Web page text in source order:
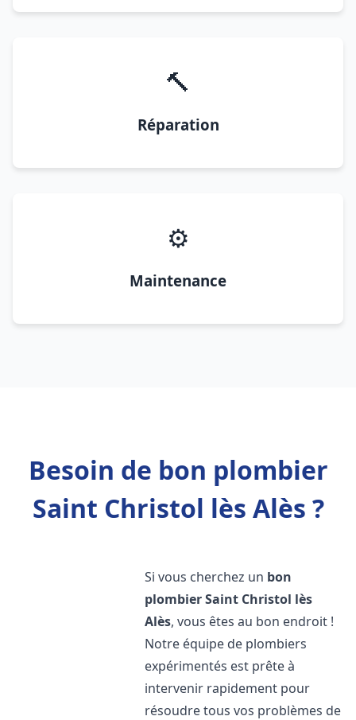
🔨
Réparation
⚙️
Maintenance
Besoin de bon plombier
Saint Christol lès Alès ?
Si vous cherchez un bon
plombierSaint Christol lès
Alès, vous êtes au bon endroit !
Notre équipe de plombiers
expérimentés est prête à
intervenir rapidement pour
résoudre tous vos problèmes de